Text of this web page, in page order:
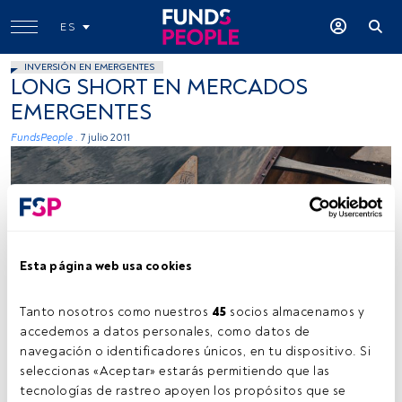
Esta página web usa cookies
Tanto nosotros como nuestros 45 socios almacenamos y
accedemos a datos personales, como datos de
navegación o identificadores únicos, en tu dispositivo. Si
seleccionas «Aceptar» estarás permitiendo que las
tecnologías de rastreo apoyen los propósitos que se
ES
INVERSIÓN EN EMERGENTES
LONG SHORT EN MERCADOS
EMERGENTES
FundsPeople . 7 julio 2011
Tiempo lectura: 1 min.